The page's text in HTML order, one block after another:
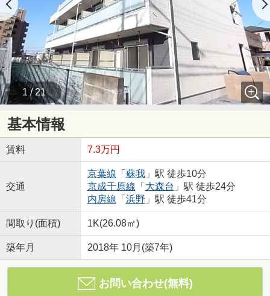
1 / 21
基本情報
賃料 7.3万円
交通
京葉線 「 蘇我」駅 徒歩10分
京成千原線 「 大森台 」駅 徒歩24分
内房線 「 浜野 」駅 徒歩41分
間取り(面積) 1K(26.08㎡)
築年月 2018年 10月(築7年)
お問い合わせ(無料)